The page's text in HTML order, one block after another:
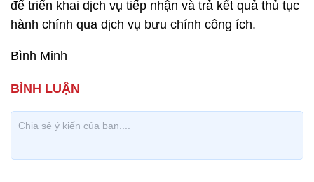
để triển khai dịch vụ tiếp nhận và trả kết quả thủ tục
hành chính qua dịch vụ bưu chính công ích.
Bình Minh